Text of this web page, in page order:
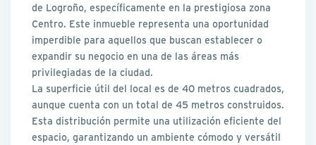
de Logroño, específicamente en la prestigiosa zona
Centro. Este inmueble representa una oportunidad
imperdible para aquellos que buscan establecer o
expandir su negocio en una de las áreas más
privilegiadas de la ciudad.
La superficie útil del local es de 40 metros cuadrados,
aunque cuenta con un total de 45 metros construidos.
Esta distribución permite una utilización eficiente del
espacio, garantizando un ambiente cómodo y versátil